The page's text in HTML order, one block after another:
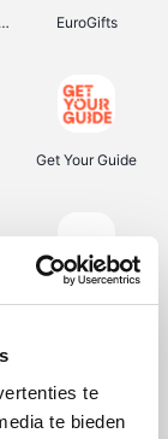
te
te bieden
Disneyland Paris EuroGifts
Get Your Guide